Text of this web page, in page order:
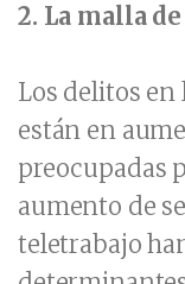
2. La malla
Los delitos en
están en
preocupadas
aumento de
teletrabajo